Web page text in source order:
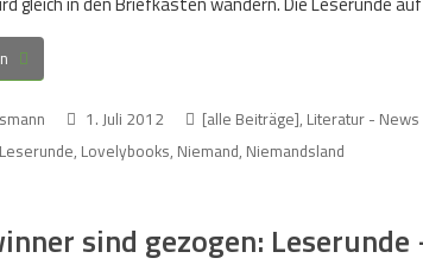
1. Juli 2012 [alle Beiträge], Literatur -
Leserunde, Lovelybooks, Niemand, Niemandsland
sind gezogen: